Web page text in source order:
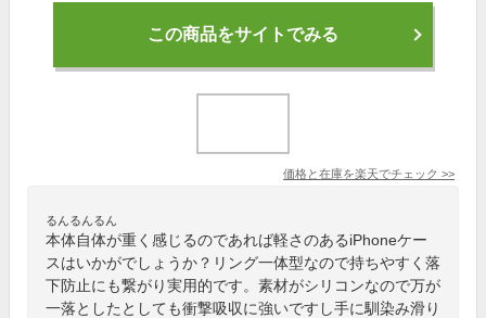
この商品をサイトでみる
価格と在庫を楽天でチェック >>
るんるんるん
本体自体が重く感じるのであれば軽さのあるiPhoneケー
スはいかがでしょうか？リング一体型なので持ちやすく落
下防止にも繋がり実用的です。素材がシリコンなので万が
一落としたとしても衝撃吸収に強いですし手に馴染み滑り